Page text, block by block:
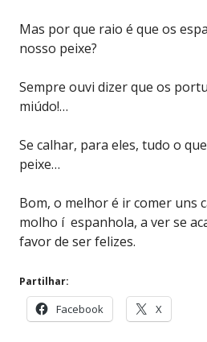
Mas por que raio é que os
nosso peixe?
Sempre ouvi dizer que os
miúdo!…
Se calhar, para eles, tudo o
peixe…
Bom, o melhor é ir comer uns
molho í espanhola, a ver se
favor de ser felizes.
Partilhar:
Facebook X